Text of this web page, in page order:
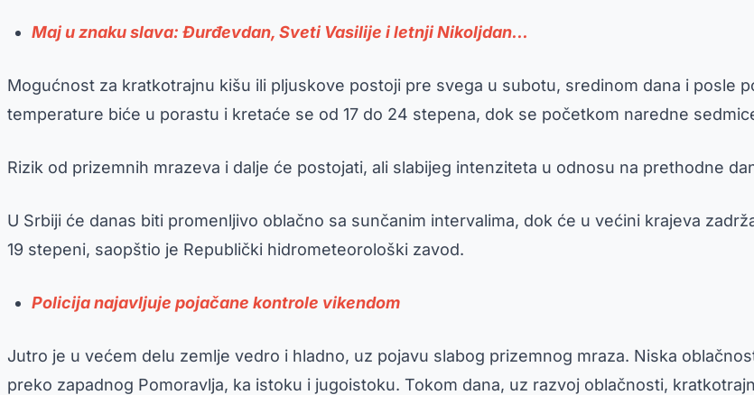
Maj u znaku slava: Đurđevdan, Sveti Vasilije i letnji Nikoljdan...
Mogućnost za kratkotrajnu kišu ili pljuskove postoji pre svega u subotu, sredinom dana i posle
temperature biće u porastu i kretaće se od 17 do 24 stepena, dok se početkom naredne
Rizik od prizemnih mrazeva i dalje će postojati, ali slabijeg intenziteta u odnosu na prethodne
U Srbiji će danas biti promenljivo oblačno sa sunčanim intervalima, dok će u većini krajeva
19 stepeni, saopštio je Republički hidrometeorološki zavod.
Policija najavljuje pojačane kontrole vikendom
Jutro je u većem delu zemlje vedro i hladno, uz pojavu slabog prizemnog mraza. Niska
preko zapadnog Pomoravlja, ka istoku i jugoistoku. Tokom dana, uz razvoj oblačnosti,